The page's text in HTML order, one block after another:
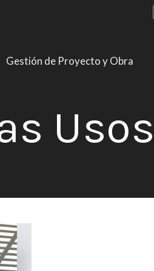
Gestión de Proyecto y Obra
Usos